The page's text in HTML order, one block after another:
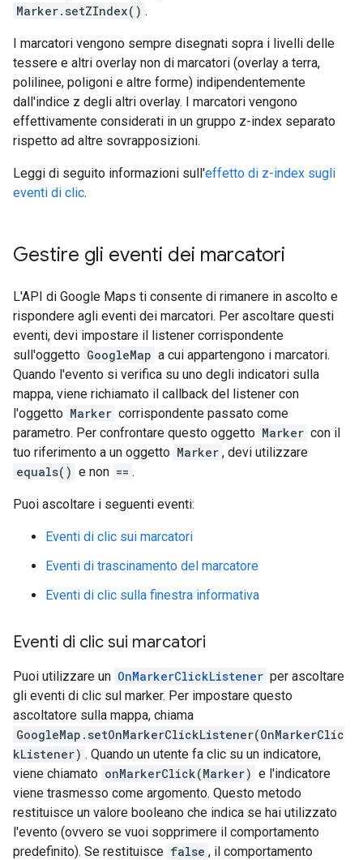
Marker.setZIndex() .
I marcatori vengono sempre disegnati sopra i livelli delle
tessere e altri overlay non di marcatori (overlay a terra,
polilinee, poligoni e altre forme) indipendentemente
dall'indice z degli altri overlay. I marcatori vengono
effettivamente considerati in un gruppo z-index separato
rispetto ad altre sovrapposizioni.
Leggi di seguito informazioni sull'effetto di z-index sugli
eventi di clic.
Gestire gli eventi dei marcatori
L'API di Google Maps ti consente di rimanere in ascolto e
rispondere agli eventi dei marcatori. Per ascoltare questi
eventi, devi impostare il listener corrispondente
sull'oggetto GoogleMap a cui appartengono i marcatori.
Quando l'evento si verifica su uno degli indicatori sulla
mappa, viene richiamato il callback del listener con
l'oggetto Marker corrispondente passato come
parametro. Per confrontare questo oggetto Marker con il
tuo riferimento a un oggetto Marker , devi utilizzare
equals() e non == .
Puoi ascoltare i seguenti eventi:
Eventi di clic sui marcatori
Eventi di trascinamento del marcatore
Eventi di clic sulla finestra informativa
Eventi di clic sui marcatori
Puoi utilizzare un OnMarkerClickListener per ascoltare
gli eventi di clic sul marker. Per impostare questo
ascoltatore sulla mappa, chiama
GoogleMap.setOnMarkerClickListener(OnMarkerClic
kListener) . Quando un utente fa clic su un indicatore,
viene chiamato onMarkerClick(Marker) e l'indicatore
viene trasmesso come argomento. Questo metodo
restituisce un valore booleano che indica se hai utilizzato
l'evento (ovvero se vuoi sopprimere il comportamento
predefinito). Se restituisce false , il comportamento